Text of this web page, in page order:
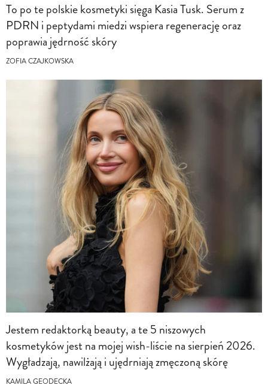
To po te polskie kosmetyki sięga Kasia Tusk. Serum z
PDRN i peptydami miedzi wspiera regenerację oraz
poprawia jędrność skóry
ZOFIA CZAJKOWSKA
Jestem redaktorką beauty, a te 5 niszowych
kosmetyków jest na mojej wish-liście na sierpień 2026.
Wygładzają, nawilżają i ujędrniają zmęczoną skórę
KAMILA GEODECKA